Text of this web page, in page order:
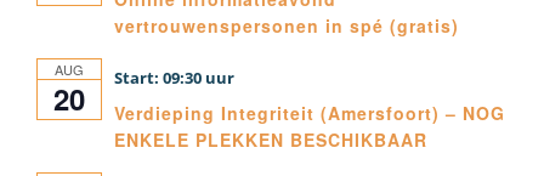
vertrouwenspersonen in spé (gratis)
AUG
20 09:30
Verdieping Integriteit (Amersfoort) – NOG
ENKELE PLEKKEN BESCHIKBAAR